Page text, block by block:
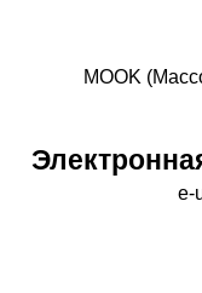
МООK
e-